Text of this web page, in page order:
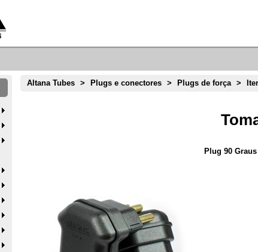
Altana Tubes > Plugs e conectores > Plugs de força >
Plug 90